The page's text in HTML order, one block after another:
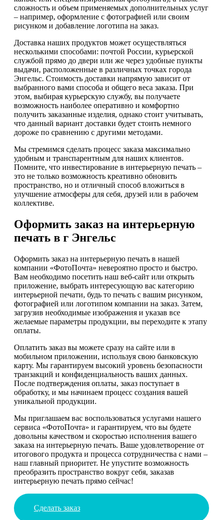
сложность и объем применяемых дополнительных услуг
– например, оформление с фотографией или своим
рисунком и добавление логотипа на заказ.
Доставка наших продуктов может осуществляться
несколькими способами: почтой России, курьерской
службой прямо до двери или же через удобные пункты
выдачи, расположенные в различных точках города
Энгельс. Стоимость доставки напрямую зависит от
выбранного вами способа и общего веса заказа. При
этом, выбирая курьерскую службу, вы получаете
возможность наиболее оперативно и комфортно
получить заказанные изделия, однако стоит учитывать,
что данный вариант доставки будет стоить немного
дороже по сравнению с другими методами.
Мы стремимся сделать процесс заказа максимально
удобным и транспарентным для наших клиентов.
Помните, что инвестирование в интерьерную печать –
это не только возможность креативно обновить
пространство, но и отличный способ вложиться в
улучшение атмосферы для себя, друзей или в рабочем
коллективе.
Оформить заказ на интерьерную
печать в г Энгельс
Оформить заказ на интерьерную печать в нашей
компании «ФотоПочта» невероятно просто и быстро.
Вам необходимо посетить наш веб-сайт или открыть
приложение, выбрать интересующую вас категорию
интерьерной печати, будь то печать с вашим рисунком,
фотографией или логотипом компании на заказ. Затем,
загрузив необходимые изображения и указав все
желаемые параметры продукции, вы переходите к этапу
оплаты.
Оплатить заказ вы можете сразу на сайте или в
мобильном приложении, используя свою банковскую
карту. Мы гарантируем высокий уровень безопасности
транзакций и конфиденциальность ваших данных.
После подтверждения оплаты, заказ поступает в
обработку, и мы начинаем процесс создания вашей
уникальной продукции.
Мы приглашаем вас воспользоваться услугами нашего
сервиса «ФотоПочта» и гарантируем, что вы будете
довольны качеством и скоростью исполнения вашего
заказа на интерьерную печать. Ваше удовлетворение от
итогового продукта и процесса сотрудничества с нами –
наш главный приоритет. Не упустите возможность
преобразить пространство вокруг себя, заказав
интерьерную печать прямо сейчас!
Сделать заказ